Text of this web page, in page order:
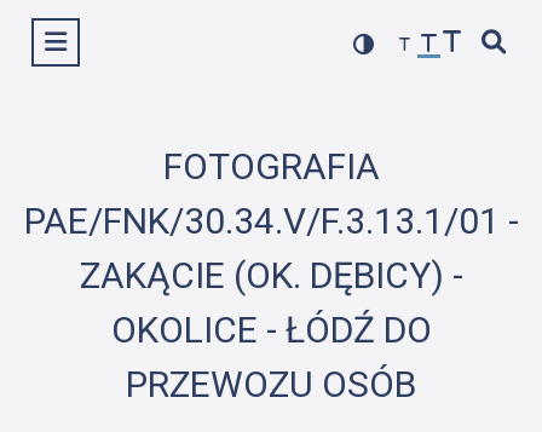
Wyświetl menu
FOTOGRAFIA
PAE/FNK/30.34.V/F.3.13.1/01 -
ZAKĄCIE (OK. DĘBICY) -
OKOLICE - ŁÓDŹ DO
PRZEWOZU OSÓB